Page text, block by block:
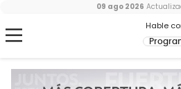
Hable
09 ago 2026